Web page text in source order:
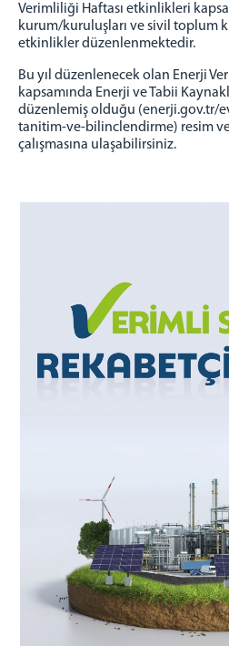
KOMİSYON
Adalet Komisyonu Başkanı
Adalet Komisyonu Üyeleri
Mahkemeler
BAŞSAVCILIK
Cumhuriyet Başsavcısı
Malzeme Talebi
Tüm Şifreleri Alma
E-İmza Yeni Şifre Alma
VPN'e Nasıl Giriş Yaparım
Verimliliği Haftası etkinlikleri
kurum/kuruluşları ve sivil toplum
etkinlikler düzenlenmektedir.
Bu yıl düzenlenecek olan Enerji
kapsamında Enerji ve Tabii
düzenlemiş olduğu (enerji.gov.tr/
tanitim-ve-bilinclendirme) resim
çalışmasına ulaşabilirsiniz.